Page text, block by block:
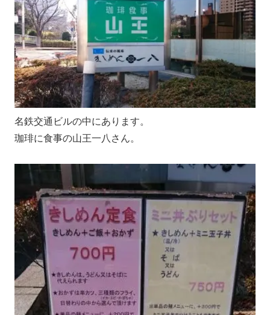
名鉄交通ビルの中にあります。
珈琲に食事の山王一八さん。